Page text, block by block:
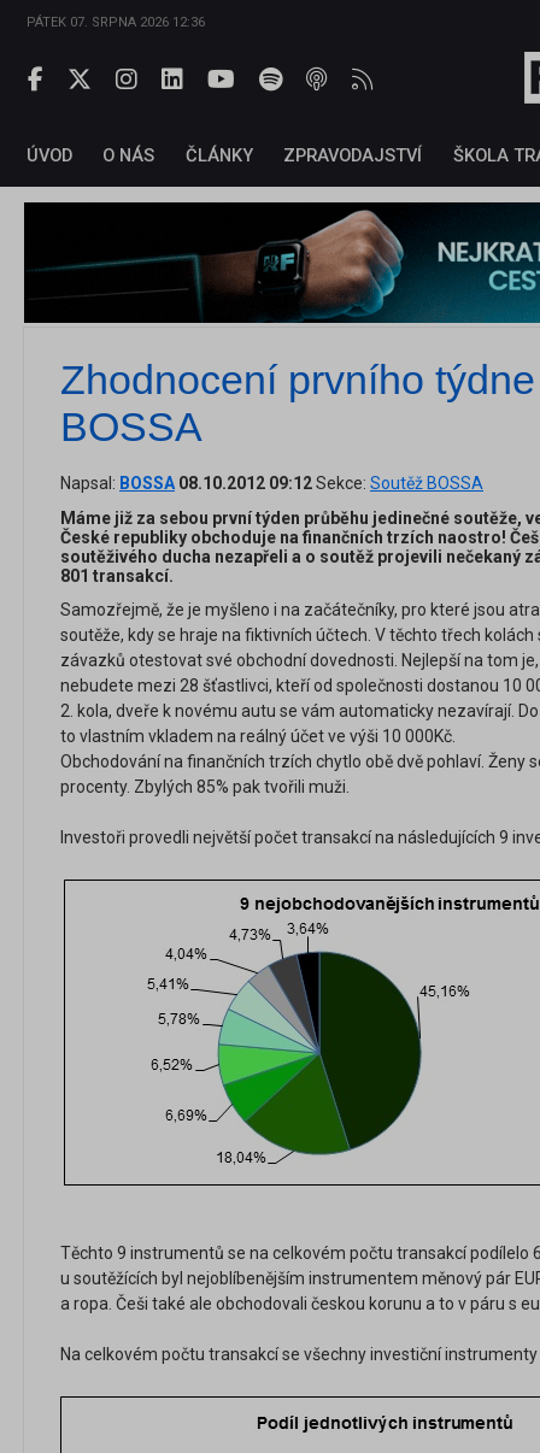
PÁTEK 07. SRPNA 2026 12:36
ÚVOD O NÁS ČLÁNKY ZPRAVODAJSTVÍ ŠKOLA
Zhodnocení prvního
BOSSA
Napsal: BOSSA 08.10.2012 09:12Sekce: Soutěž BOSSA
Máme již za sebou první týden průběhu jedinečné soutěže,
České republiky obchoduje na finančních trzích naostro!
soutěživého ducha nezapřeli a o soutěž projevili nečekaný
801 transakcí.
Samozřejmě, že je myšleno i na začátečníky, pro které jsou
soutěže, kdy se hraje na fiktivních účtech. V těchto třech
závazků otestovat své obchodní dovednosti. Nejlepší na tom
nebudete mezi 28 šťastlivci, kteří od společnosti dostanou 10
2. kola, dveře k novému autu se vám automaticky nezavírají.
to vlastním vkladem na reálný účet ve výši 10 000Kč.
Obchodování na finančních trzích chytlo obě dvě pohlaví. Ženy
procenty. Zbylých 85% pak tvořili muži.
Investoři provedli největší počet transakcí na následujících 9
Těchto 9 instrumentů se na celkovém počtu transakcí podílelo
u soutěžících byl nejoblíbenějším instrumentem měnový pár
a ropa. Češi také ale obchodovali českou korunu a to v páru s
Na celkovém počtu transakcí se všechny investiční